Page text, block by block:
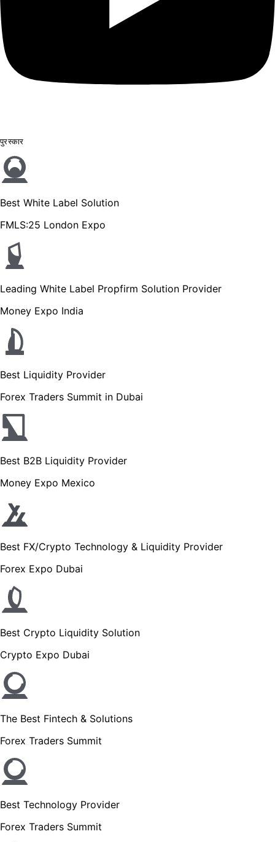
पुरस्कार
Best White Label Solution
FMLS:25 London Expo
Leading White Label Propfirm Solution Provider
Money Expo India
Best Liquidity Provider
Forex Traders Summit in Dubai
Best B2B Liquidity Provider
Money Expo Mexico
Best FX/Crypto Technology & Liquidity Provider
Forex Expo Dubai
Best Crypto Liquidity Solution
Crypto Expo Dubai
The Best Fintech & Solutions
Forex Traders Summit
Best Technology Provider
Forex Traders Summit